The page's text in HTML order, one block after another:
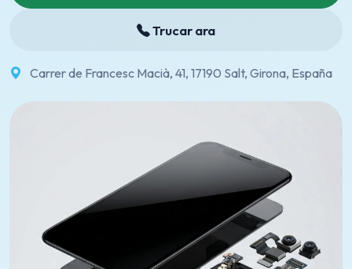
Trucar ara
Carrer de Francesc Macià, 41, 17190 Salt, Girona, España